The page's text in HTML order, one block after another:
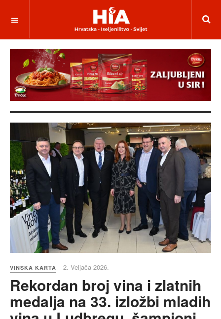
VINSKA KARTA 2. Veljača 2026.
Rekordan broj vina i zlatnih
medalja na 33. izložbi mladih